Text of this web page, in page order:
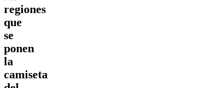
regiones
que
se
ponen
la
camiseta